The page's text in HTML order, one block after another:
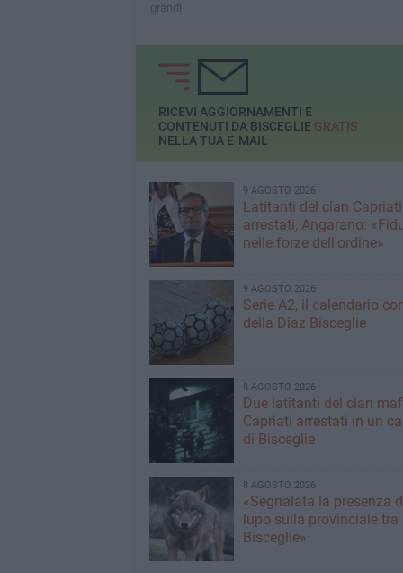
grandi
RICEVI AGGIORNAMENTI E
CONTENUTI DA BISCEGLIE GRATIS
NELLA TUA E-MAIL
9 AGOSTO 2026
Latitanti del clan Capriati
arrestati, Angarano:
nelle forze dell'ordine»
9 AGOSTO 2026
Serie A2, il calendario
della Diaz Bisceglie
8 AGOSTO 2026
Due latitanti del clan
Capriati arrestati in un
di Bisceglie
8 AGOSTO 2026
«Segnalata la presenza
lupo sulla provinciale tra
Bisceglie»